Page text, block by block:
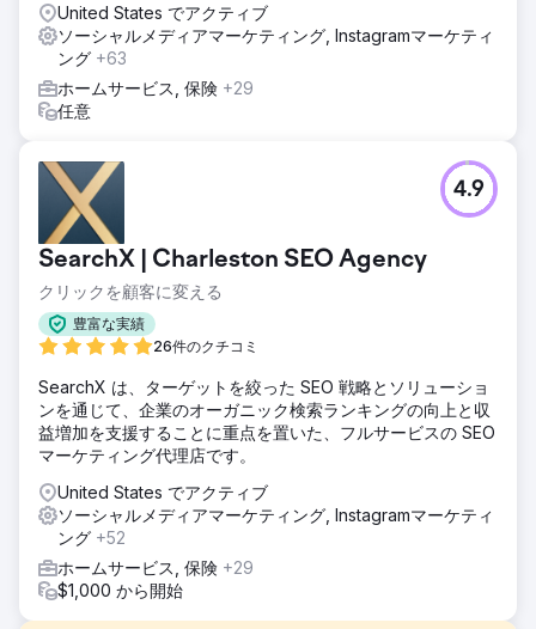
United States でアクティブ
ソーシャルメディアマーケティング, Instagramマーケティ
ング +63
ホームサービス, 保険 +29
任意
SearchX | Charleston SEO Agency
クリックを顧客に変える
豊富な実績
26件のクチコミ
4.9
SearchX は、ターゲットを絞った SEO 戦略とソリューショ
ンを通じて、企業のオーガニック検索ランキングの向上と収
益増加を支援することに重点を置いた、フルサービスの SEO
マーケティング代理店です。
United States でアクティブ
ソーシャルメディアマーケティング, Instagramマーケティ
ング +52
ホームサービス, 保険 +29
$1,000 から開始